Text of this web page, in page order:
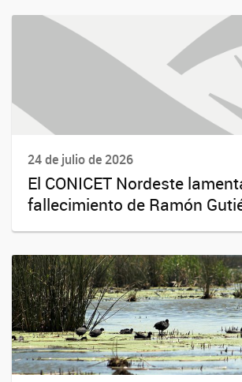
24 de julio de 2026
El CONICET Nordeste
fallecimiento de Ramón